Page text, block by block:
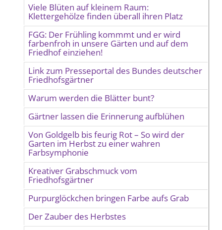
Viele Blüten auf kleinem Raum:
Klettergehölze finden überall ihren Platz
FGG: Der Frühling kommmt und er wird
farbenfroh in unsere Gärten und auf dem
Friedhof einziehen!
Link zum Presseportal des Bundes deutscher
Friedhofsgärtner
Warum werden die Blätter bunt?
Gärtner lassen die Erinnerung aufblühen
Von Goldgelb bis feurig Rot – So wird der
Garten im Herbst zu einer wahren
Farbsymphonie
Kreativer Grabschmuck vom
Friedhofsgärtner
Purpurglöckchen bringen Farbe aufs Grab
Der Zauber des Herbstes